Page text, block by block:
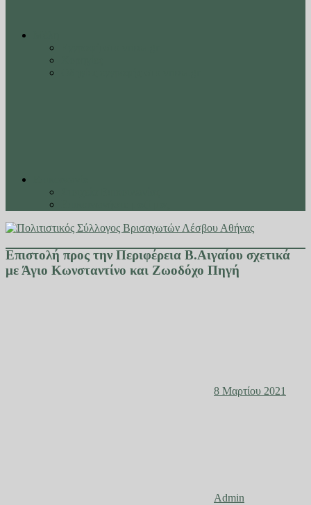
Επιστολή προς την Περιφέρεια Β.Αιγαίου σχετικά
με Άγιο Κωνσταντίνο και Ζωοδόχο Πηγή
8 Μαρτίου 2021
Admin